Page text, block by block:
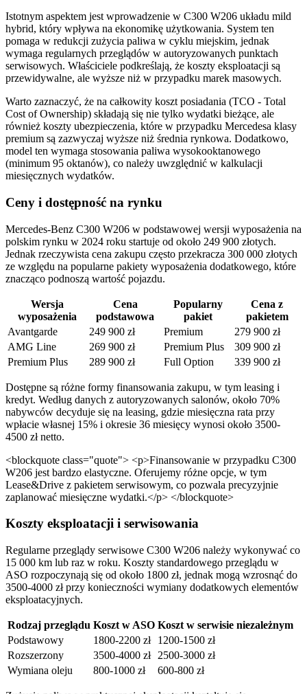
Istotnym aspektem jest wprowadzenie w C300 W206 układu mild
hybrid, który wpływa na ekonomikę użytkowania. System ten
pomaga w redukcji zużycia paliwa w cyklu miejskim, jednak
wymaga regularnych przeglądów w autoryzowanych punktach
serwisowych. Właściciele podkreślają, że koszty eksploatacji są
przewidywalne, ale wyższe niż w przypadku marek masowych.
Warto zaznaczyć, że na całkowity koszt posiadania (TCO - Total
Cost of Ownership) składają się nie tylko wydatki bieżące, ale
również koszty ubezpieczenia, które w przypadku Mercedesa klasy
premium są zazwyczaj wyższe niż średnia rynkowa. Dodatkowo,
model ten wymaga stosowania paliwa wysokooktanowego
(minimum 95 oktanów), co należy uwzględnić w kalkulacji
miesięcznych wydatków.
Ceny i dostępność na rynku
Mercedes-Benz C300 W206 w podstawowej wersji wyposażenia na
polskim rynku w 2024 roku startuje od około 249 900 złotych.
Jednak rzeczywista cena zakupu często przekracza 300 000 złotych
ze względu na popularne pakiety wyposażenia dodatkowego, które
znacząco podnoszą wartość pojazdu.
Wersja
wyposażenia
Cena
podstawowa
Popularny
pakiet
Cena z
pakietem
Avantgarde
249 900 zł Premium
279 900 zł
AMG Line
269 900 zł Premium Plus
309 900 zł
Premium Plus
289 900 zł Full Option 339 900 zł
Dostępne są różne formy finansowania zakupu, w tym leasing i
kredyt. Według danych z autoryzowanych salonów, około 70%
nabywców decyduje się na leasing, gdzie miesięczna rata przy
wpłacie własnej 15% i okresie 36 miesięcy wynosi około 3500-
4500 zł netto.
<blockquote class="quote"> <p>Finansowanie w przypadku C300
W206 jest bardzo elastyczne. Oferujemy różne opcje, w tym
Lease&Drive z pakietem serwisowym, co pozwala precyzyjnie
zaplanować miesięczne wydatki.</p> </blockquote>
Koszty eksploatacji i serwisowania
Regularne przeglądy serwisowe C300 W206 należy wykonywać co
15 000 km lub raz w roku. Koszty standardowego przeglądu w
ASO rozpoczynają się od około 1800 zł, jednak mogą wzrosnąć do
3500-4000 zł przy konieczności wymiany dodatkowych elementów
eksploatacyjnych.
Rodzaj przeglądu Koszt w ASO Koszt w serwisie niezależnym
Podstawowy
1800-2200 zł
1200-1500 zł
Rozszerzony
3500-4000 zł
2500-3000 zł
Wymiana oleju
800-1000 zł 600-800 zł